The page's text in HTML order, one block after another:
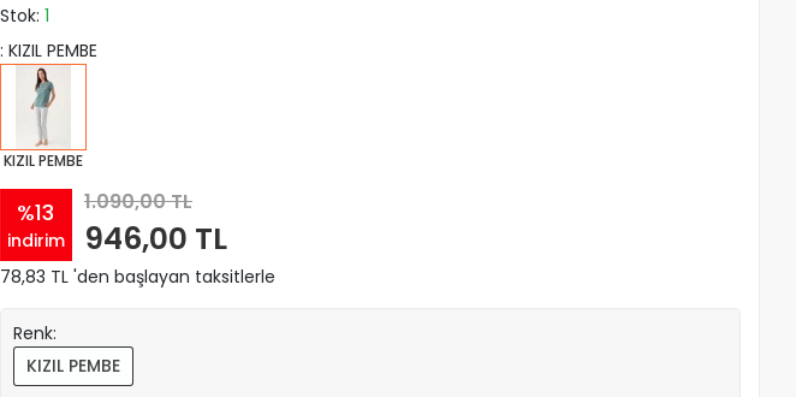
Stok: 1
: KIZIL PEMBE
KIZIL PEMBE
%13
indirim
1.090,00 TL
946,00 TL
78,83 TL 'den başlayan taksitlerle
Renk:
KIZIL PEMBE